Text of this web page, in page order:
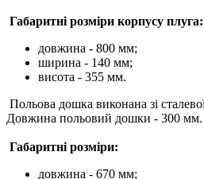
Габаритні розміри корпусу плуга:
довжина - 800 мм;
ширина - 140 мм;
висота - 355 мм.
Польова дошка виконана зі
Довжина польовий дошки - 300 мм.
Габаритні розміри:
довжина - 670 мм;